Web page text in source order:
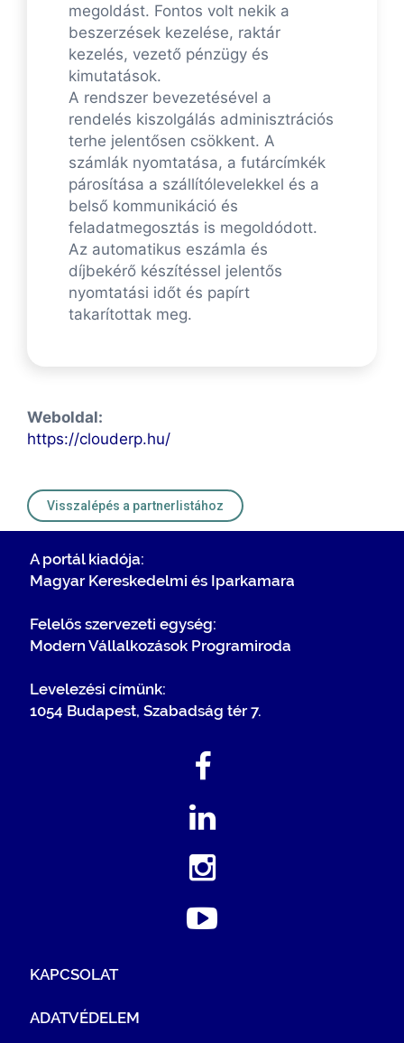
megoldást. Fontos volt nekik a
beszerzések kezelése, raktár
kezelés, vezető pénzügy és
kimutatások.
A rendszer bevezetésével a
rendelés kiszolgálás adminisztrációs
terhe jelentősen csökkent. A
számlák nyomtatása, a futárcímkék
párosítása a szállítólevelekkel és a
belső kommunikáció és
feladatmegosztás is megoldódott.
Az automatikus eszámla és
díjbekérő készítéssel jelentős
nyomtatási időt és papírt
takarítottak meg.
Weboldal:
https://clouderp.hu/
Visszalépés a partnerlistához
A portál kiadója:
Magyar Kereskedelmi és Iparkamara
Felelős szervezeti egység:
Modern Vállalkozások Programiroda
Levelezési címünk:
1054 Budapest, Szabadság tér 7.
KAPCSOLAT
ADATVÉDELEM